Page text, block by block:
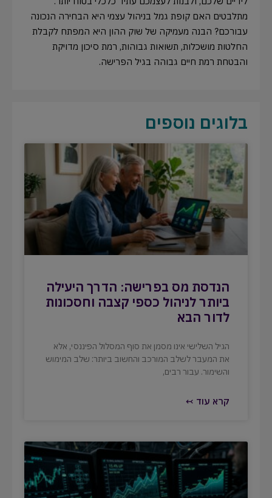
מתלבטים האם קופת גמל בניהול עצמי היא הבחירה הנכונה
עבורכם? הבנה מעמיקה של שוק ההון היא המפתח לקבלת
החלטות מושכלות, תשואות גבוהות, רמת סיכון מדויקת
והבטחת רמת חיים גבוהה בגיל הפרישה.
בלוגים נוספים
הנדסת מס בפרישה: הדרך היעילה
ביותר לניהול כספי קצבה וחסכונות
לדור הבא
הגיל השלישי אינו מסמן את סוף המסלול הפיננסי, אלא
את המעבר לשלב המורכב והחשוב ביותר: שלב המימוש
והשימור. עבור רבים,
קרא עוד ↢